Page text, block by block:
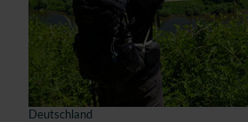
Deutschland